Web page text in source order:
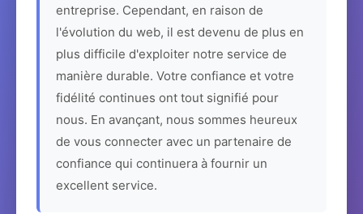
entreprise. Cependant, en raison de
l'évolution du web, il est devenu de plus en
plus difficile d'exploiter notre service de
manière durable. Votre confiance et votre
fidélité continues ont tout signifié pour
nous. En avançant, nous sommes heureux
de vous connecter avec un partenaire de
confiance qui continuera à fournir un
excellent service.